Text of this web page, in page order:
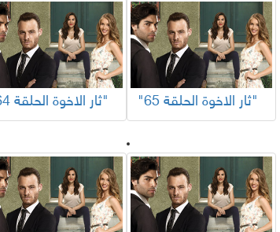
"ثار الاخوة الحلقة 65" "ثار الاخوة الحلقة 64"